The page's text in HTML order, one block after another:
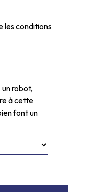
les conditions
un robot,
à cette
font un